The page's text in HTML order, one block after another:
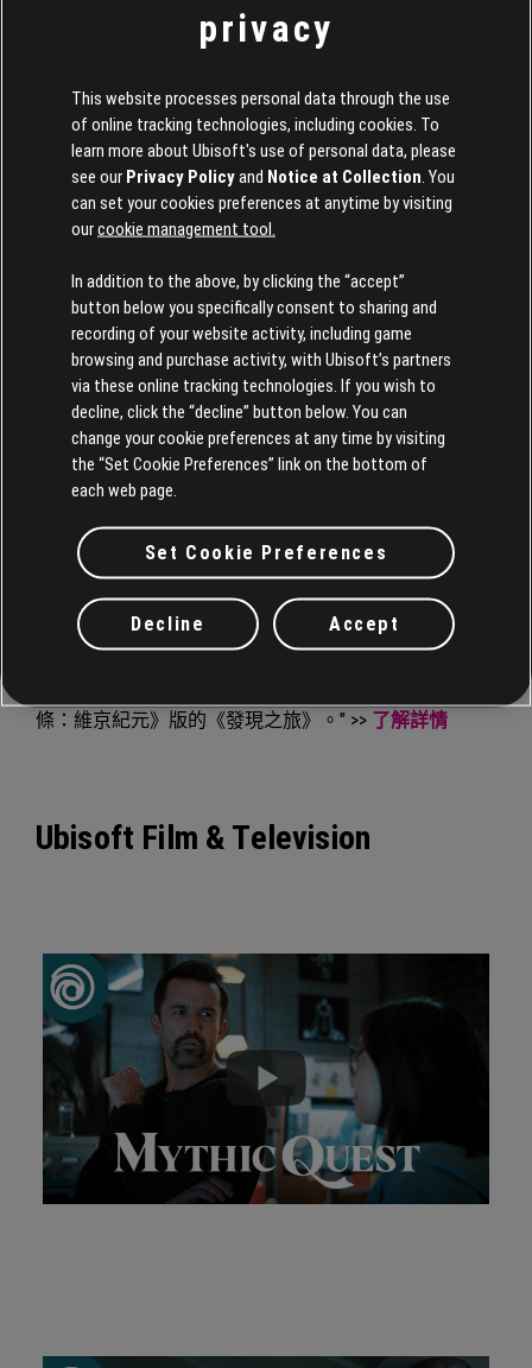
《刺客教條：維京紀元》
《刺客教條：維京紀元》的維京人冒險傳奇在 2020 年
掀起巨大浪潮，聲勢大到系列作獲得史無前例的擴展，
即將推出第二年擴充內容。但是在那之前，第一年尚有
條：維京紀元》版的《發現之旅》。" >> 了解詳情
Ubisoft Film & Television
privacy
This website processes personal data through the use
of online tracking technologies, including cookies. To
learn more about Ubisoft's use of personal data, please
see our Privacy Policyand Notice at Collection . You
can set your cookies preferences at anytime by visiting
ourcookie management tool.
In addition to the above, by clicking the “accept”
button below you specifically consent to sharing and
recording of your website activity, including game
browsing and purchase activity, with Ubisoft’s partners
via these online tracking technologies. If you wish to
decline, click the “decline” button below. You can
change your cookie preferences at any time by visiting
the “Set Cookie Preferences” link on the bottom of
each web page.
Set Cookie Preferences
Decline Accept